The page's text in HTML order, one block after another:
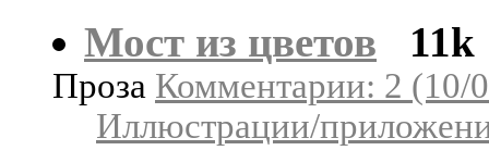
Мост из цветов 11k
Проза Комментарии: 2 (10/
Иллюстрации/